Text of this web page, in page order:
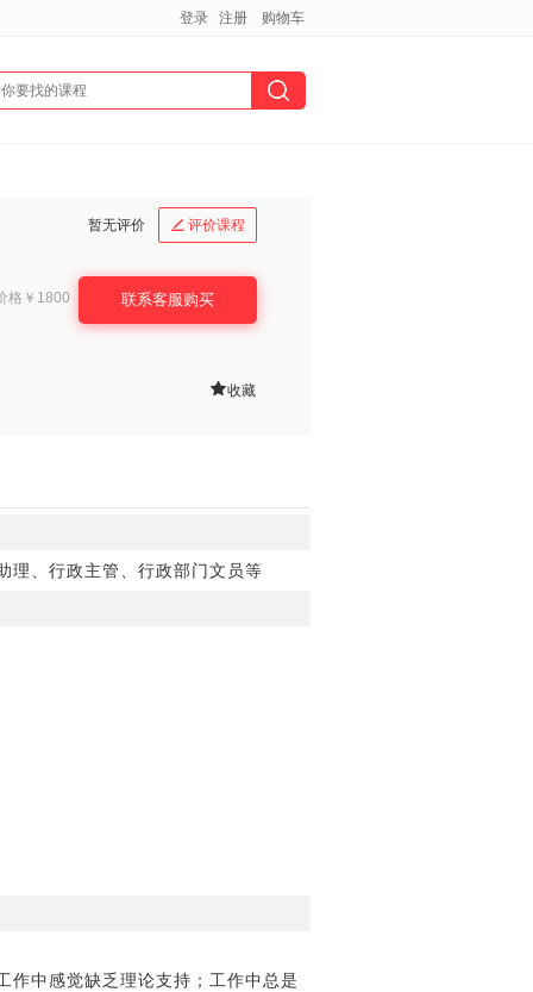
暂无评价  评价课程
格 ￥1800 联系客服购买
收藏
理、行政主管、行政部门文员等
作中感觉缺乏理论支持；工作中总是
登录 注册 购物车